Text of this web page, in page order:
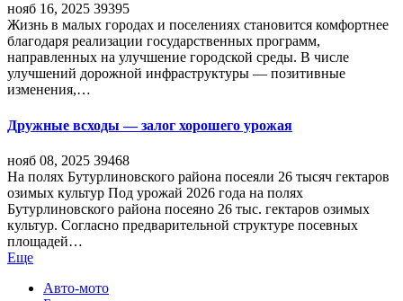
нояб 16, 2025 39395
Жизнь в малых городах и поселениях становится комфортнее
благодаря реализации государственных программ,
направленных на улучшение городской среды. В числе
улучшений дорожной инфраструктуры — позитивные
изменения,…
Дружные всходы — залог хорошего урожая
нояб 08, 2025 39468
На полях Бутурлиновского района посеяли 26 тысяч гектаров
озимых культур Под урожай 2026 года на полях
Бутурлиновского района посеяно 26 тыс. гектаров озимых
культур. Согласно предварительной структуре посевных
площадей…
Еще
Авто-мото